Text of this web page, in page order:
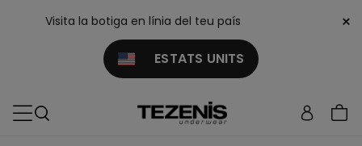
Visita la botiga en línia del teu país
ESTATS UNITS
×